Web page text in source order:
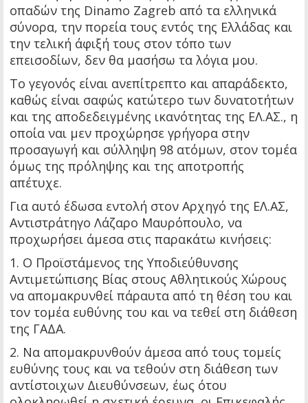
οπαδών της Dinamo Zagreb από τα ελληνικά
σύνορα, την πορεία τους εντός της Ελλάδας και
την τελική άφιξή τους στον τόπο των
επεισοδίων, δεν θα μασήσω τα λόγια μου.
Το γεγονός είναι ανεπίτρεπτο και απαράδεκτο,
καθώς είναι σαφώς κατώτερο των δυνατοτήτων
και της αποδεδειγμένης ικανότητας της ΕΛ.ΑΣ., η
οποία ναι μεν προχώρησε γρήγορα στην
προσαγωγή και σύλληψη 98 ατόμων, στον τομέα
όμως της πρόληψης και της αποτροπής
απέτυχε.
Για αυτό έδωσα εντολή στον Αρχηγό της ΕΛ.ΑΣ,
Αντιστράτηγο Λάζαρο Μαυρόπουλο, να
προχωρήσει άμεσα στις παρακάτω κινήσεις:
1. Ο Προϊστάμενος της Υποδιεύθυνσης
Αντιμετώπισης Βίας στους Αθλητικούς Χώρους
να απομακρυνθεί πάραυτα από τη θέση του και
τον τομέα ευθύνης του και να τεθεί στη διάθεση
της ΓΑΔΑ.
2. Να απομακρυνθούν άμεσα από τους τομείς
ευθύνης τους και να τεθούν στη διάθεση των
αντίστοιχων Διευθύνσεων, έως ότου